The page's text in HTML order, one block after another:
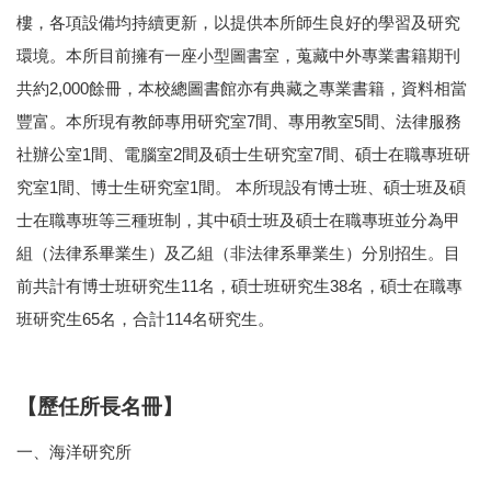
樓，各項設備均持續更新，以提供本所師生良好的學習及研究
環境。本所目前擁有一座小型圖書室，蒐藏中外專業書籍期刊
共約2,000餘冊，本校總圖書館亦有典藏之專業書籍，資料相當
豐富。本所現有教師專用研究室7間、專用教室5間、法律服務
社辦公室1間、電腦室2間及碩士生研究室7間、碩士在職專班研
究室1間、博士生研究室1間。 本所現設有博士班、碩士班及碩
士在職專班等三種班制，其中碩士班及碩士在職專班並分為甲
組（法律系畢業生）及乙組（非法律系畢業生）分別招生。目
前共計有博士班研究生11名，碩士班研究生38名，碩士在職專
班研究生65名，合計114名研究生。
【歷任所長名冊】
一、海洋研究所